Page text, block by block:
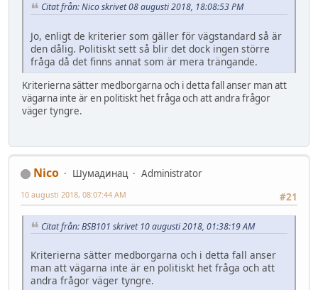
Citat från: Nico skrivet 08 augusti 2018, 18:08:53 PM
Jo, enligt de kriterier som gäller för vägstandard så är
den dålig. Politiskt sett så blir det dock ingen större
fråga då det finns annat som är mera trängande.
Kriterierna sätter medborgarna och i detta fall anser man att
vägarna inte är en politiskt het fråga och att andra frågor
väger tyngre.
Nico Шумадинац
Administrator
#21
10 augusti 2018, 08:07:44 AM
Citat från: BSB101 skrivet 10 augusti 2018, 01:38:19 AM
Kriterierna sätter medborgarna och i detta fall anser
man att vägarna inte är en politiskt het fråga och att
andra frågor väger tyngre.